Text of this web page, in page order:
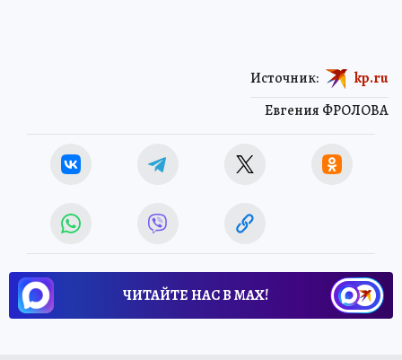
Евгения ФРОЛОВА
Источник: kp.ru
ЧИТАЙТЕ НАС В МАХ!